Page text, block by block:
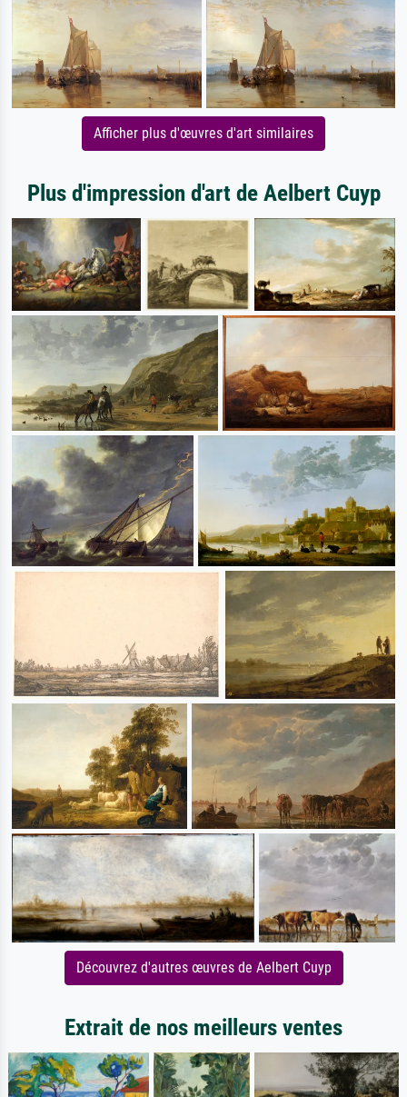
Afficher plus d'œuvres d'art similaires
Plus d'impression d'art de Aelbert Cuyp
Découvrez d'autres œuvres de Aelbert Cuyp
Extrait de nos meilleurs ventes